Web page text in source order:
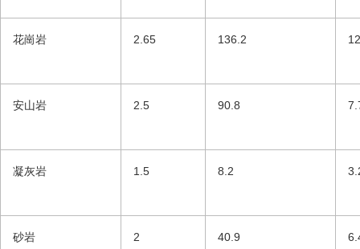
花崗岩 2.65 136.2
安山岩 2.5 90.8
凝灰岩 1.5 8.2
砂岩 2 40.9